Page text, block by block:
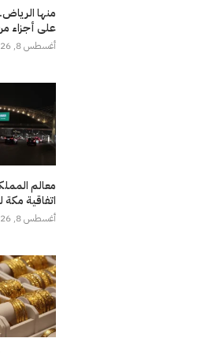
منها
على أجزاء من 7
أغسطس 8, 2026
معالم
اتفاقية
أغسطس 8, 2026